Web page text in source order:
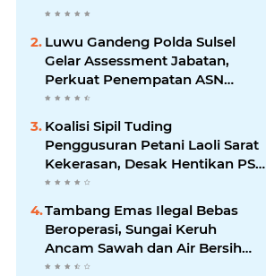
Beroperasi
Luwu Gandeng Polda Sulsel
Gelar Assessment Jabatan,
Perkuat Penempatan ASN
Berbasis Kompetensi
Koalisi Sipil Tuding
Penggusuran Petani Laoli Sarat
Kekerasan, Desak Hentikan PSN
PT IHIP
Tambang Emas Ilegal Bebas
Beroperasi, Sungai Keruh
Ancam Sawah dan Air Bersih
Warga Luwu